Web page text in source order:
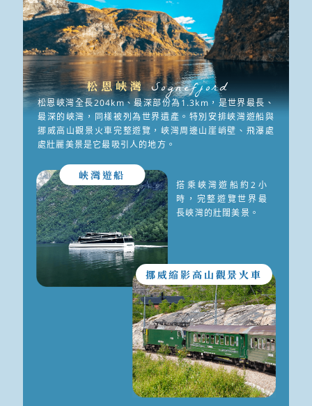
松恩峽灣Sognefjord
松恩峽灣全長204km、最深部份為1.3km，是世界最長、
最深的峽灣，同樣被列為世界遺產。特別安排峽灣遊船與
挪威高山觀景火車完整遊覽，峽灣周邊山崖峭壁、飛瀑處
處壯麗美景是它最吸引人的地方。
峽灣遊船
搭乘峽灣遊船約2小
時，完整遊覽世界最
長峽灣的壯闊美景。
挪威縮影高山觀景火車